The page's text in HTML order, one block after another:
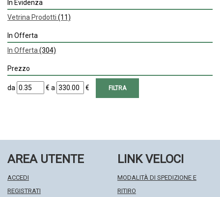
In Evidenza
Vetrina Prodotti (11)
In Offerta
In Offerta (304)
Prezzo
filtra
da
da €
filtra
a
a €
AREA UTENTE
ACCEDI
REGISTRATI
LINK VELOCI
MODALITÀ DI SPEDIZIONE E
RITIRO